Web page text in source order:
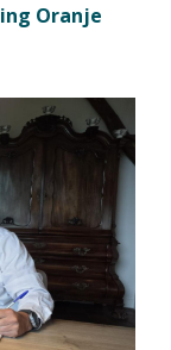
Oranje